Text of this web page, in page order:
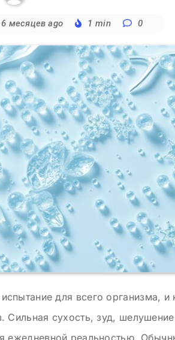
6 месяцев ago 1 min 0
для всего организма, и
Сильная сухость, зуд,